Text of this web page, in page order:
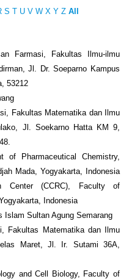
S T U V W X Y Z All
Farmasi, Fakultas Ilmu-ilmu
Jl. Dr. Soeparno Kampus
53212
Fakultas Matematika dan Ilmu
Jl. Soekarno Hatta KM 9,
of Pharmaceutical Chemistry,
Mada, Yogyakarta, Indonesia
Center (CCRC), Faculty of
Indonesia
Islam Sultan Agung Semarang
Fakultas Matematika dan Ilmu
Maret, Jl. Ir. Sutami 36A,
and Cell Biology, Faculty of